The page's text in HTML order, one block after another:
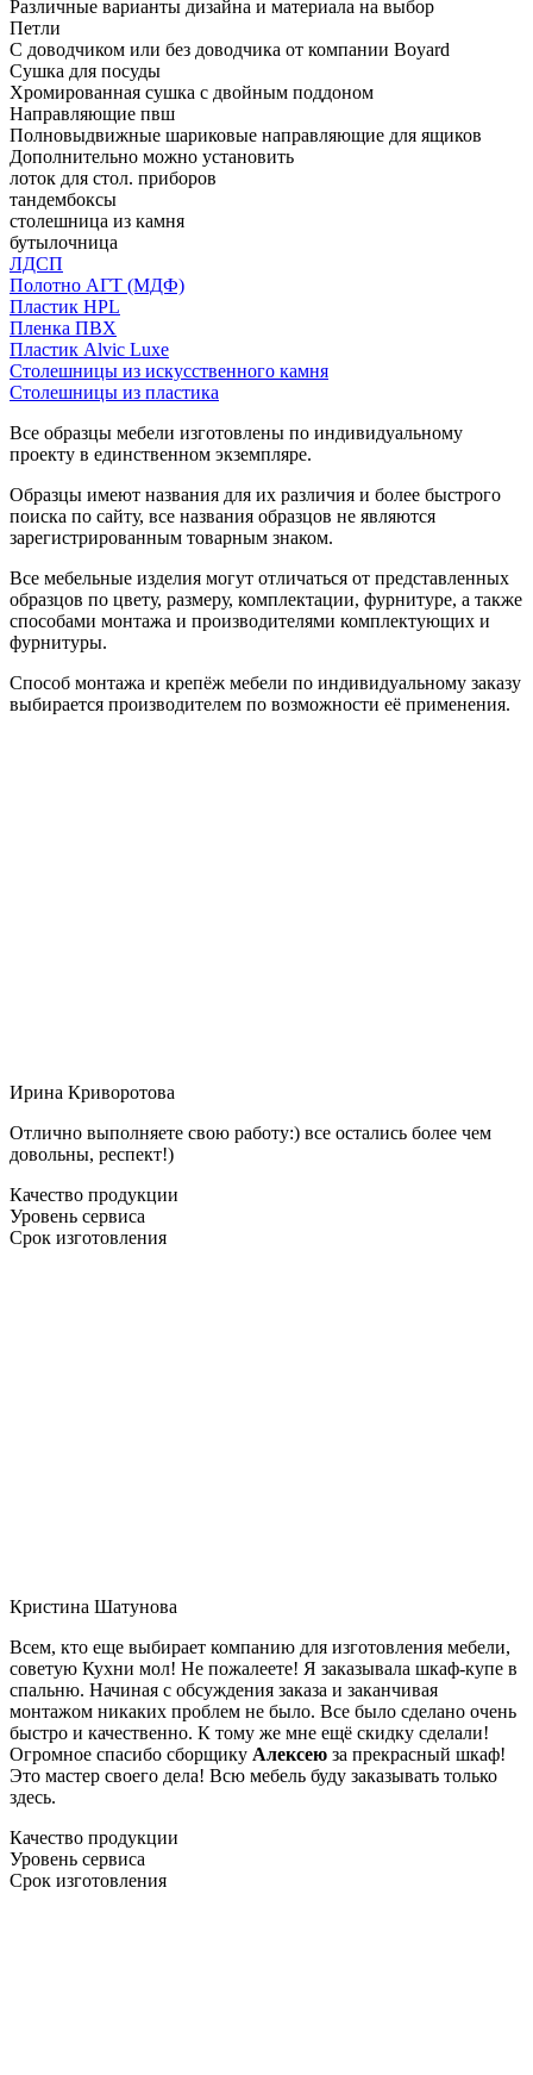
Различные варианты дизайна и материала на выбор
Петли
С доводчиком или без доводчика от компании Boyard
Сушка для посуды
Хромированная сушка с двойным поддоном
Направляющие пвш
Полновыдвижные шариковые направляющие для ящиков
Дополнительно можно установить
лоток для стол. приборов
тандембоксы
столешница из камня
бутылочница
ЛДСП
Полотно АГТ (МДФ)
Пластик HPL
Пленка ПВХ
Пластик Alvic Luxe
Столешницы из искусственного камня
Столешницы из пластика
Все образцы мебели изготовлены по индивидуальному
проекту в единственном экземпляре.
Образцы имеют названия для их различия и более быстрого
поиска по сайту, все названия образцов не являются
зарегистрированным товарным знаком.
Все мебельные изделия могут отличаться от представленных
образцов по цвету, размеру, комплектации, фурнитуре, а также
способами монтажа и производителями комплектующих и
фурнитуры.
Способ монтажа и крепёж мебели по индивидуальному заказу
выбирается производителем по возможности её применения.
Ирина Криворотова
Отлично выполняете свою работу:) все остались более чем
довольны, респект!)
Качество продукции
Уровень сервиса
Срок изготовления
Кристина Шатунова
Всем, кто еще выбирает компанию для изготовления мебели,
советую Кухни мол! Не пожалеете! Я заказывала шкаф-купе в
спальню. Начиная с обсуждения заказа и заканчивая
монтажом никаких проблем не было. Все было сделано очень
быстро и качественно. К тому же мне ещё скидку сделали!
Огромное спасибо сборщику Алексею за прекрасный шкаф!
Это мастер своего дела! Всю мебель буду заказывать только
здесь.
Качество продукции
Уровень сервиса
Срок изготовления